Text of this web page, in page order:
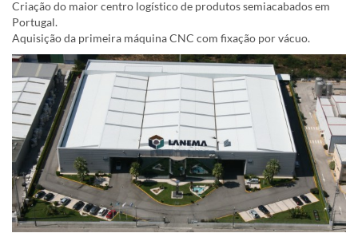
Criação do maior centro logístico de produtos semiacabados em
Portugal.
Aquisição da primeira máquina CNC com fixação por vácuo.